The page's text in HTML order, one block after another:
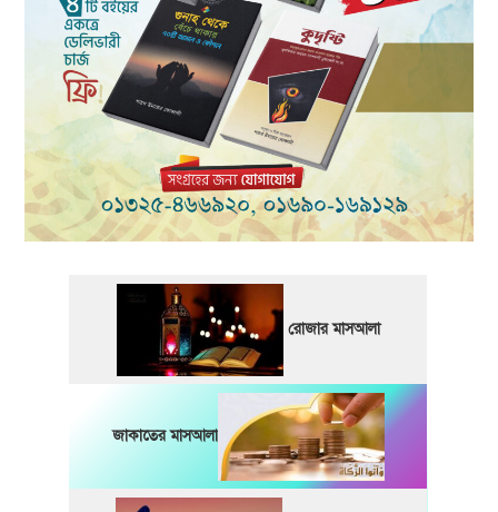
রোজার মাসআলা
জাকাতের মাসআলা